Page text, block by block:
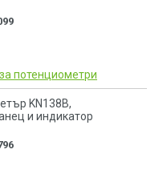
потенциометри
KN138B,
и индикатор